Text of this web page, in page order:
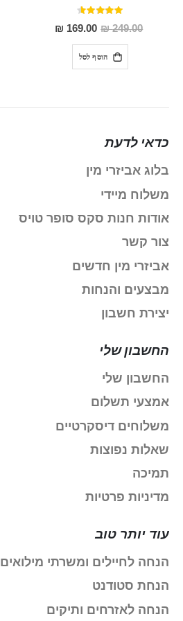
דירוג:
91%
249.00 ₪
מחיר
מבצע
169.00 ₪
הוסף לסל
כדאי לדעת
בלוג אביזרי מין
משלוח מיידי
אודות חנות סקס סופר טויס
צור קשר
אביזרי מין חדשים
מבצעים והנחות
יצירת חשבון
החשבון שלי
החשבון שלי
אמצעי תשלום
משלוחים דיסקרטיים
שאלות נפוצות
תמיכה
מדיניות פרטיות
עוד יותר טוב
הנחה לחיילים ומשרתי מילואים
הנחת סטודנט
הנחה לאזרחים ותיקים